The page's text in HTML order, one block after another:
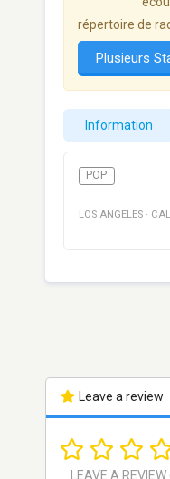
répertoire de
Plusieurs
Information
POP
LOS ANGELES ·
Leave a review